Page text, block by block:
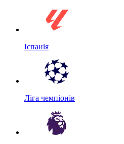
Іспанія
Ліга чемпіонів